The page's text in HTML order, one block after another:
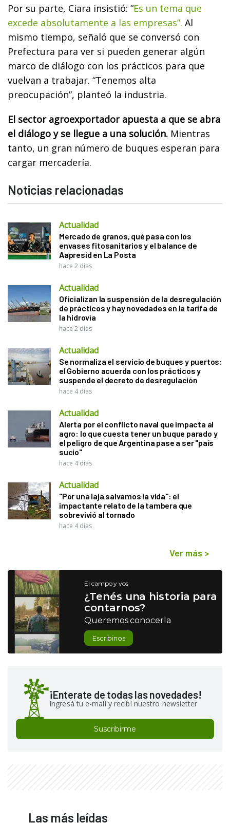
Por su parte, Ciara insistió: “Es un tema que
excede absolutamente a las empresas”. Al
mismo tiempo, señaló que se conversó con
Prefectura para ver si pueden generar algún
marco de diálogo con los prácticos para que
vuelvan a trabajar. “Tenemos alta
preocupación”, planteó la industria.
El sector agroexportador apuesta a que se abra
el diálogo y se llegue a una solución. Mientras
tanto, un gran número de buques esperan para
cargar mercadería.
Noticias relacionadas
Actualidad
Mercado de granos, qué pasa con los
envases fitosanitarios y el balance de
Aapresid en La Posta
hace 2 días
Actualidad
Oficializan la suspensión de la desregulación
de prácticos y hay novedades en la tarifa de
la hidrovía
hace 2 días
Actualidad
Se normaliza el servicio de buques y puertos:
el Gobierno acuerda con los prácticos y
suspende el decreto de desregulación
hace 4 días
Actualidad
Alerta por el conflicto naval que impacta al
agro: lo que cuesta tener un buque parado y
el peligro de que Argentina pase a ser "país
sucio"
hace 4 días
Actualidad
"Por una laja salvamos la vida": el
impactante relato de la tambera que
sobrevivió al tornado
hace 4 días
Ver más >
El campo y vos
¿Tenés una historia para
contarnos?
Queremos conocerla
Escribinos
¡Enterate de todas las novedades!
Ingresá tu e-mail y recibí nuestro newsletter
Suscribirme
Las más leídas